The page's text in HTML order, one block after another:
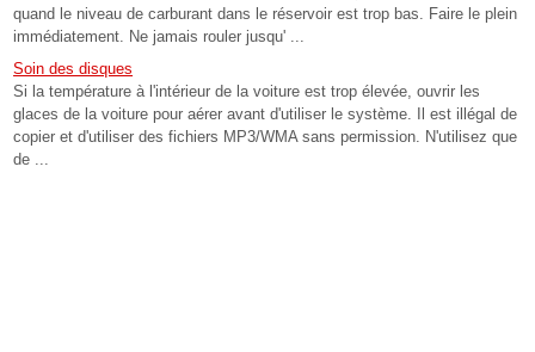
quand le niveau de carburant dans le réservoir est trop bas. Faire le plein
immédiatement. Ne jamais rouler jusqu' ...
Soin des disques
Si la température à l'intérieur de la voiture est trop élevée, ouvrir les
glaces de la voiture pour aérer avant d'utiliser le système. Il est illégal de
copier et d'utiliser des fichiers MP3/WMA sans permission. N'utilisez que
de ...